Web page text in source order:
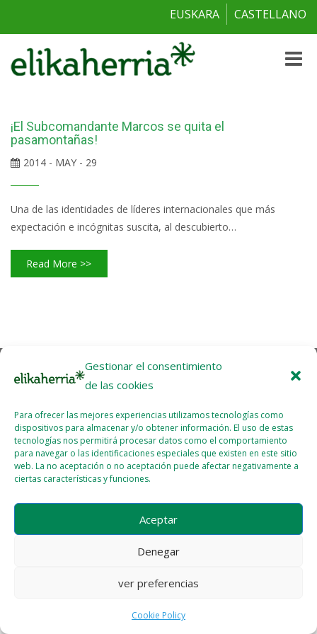
Gestionar el consentimiento
de las cookies
Para ofrecer las mejores experiencias utilizamos tecnologías como
dispositivos para almacenar y/o obtener información. El uso de estas
tecnologías nos permitirá procesar datos como el comportamiento
para navegar o las identificaciones especiales que existen en este sitio
web. La no aceptación o no aceptación puede afectar negativamente a
ciertas características y funciones.
Aceptar
Denegar
ver preferencias
Cookie Policy
EUSKARA CASTELLANO
Toggle
¡El Subcomandante Marcos se quita el
pasamontañas!
2014 - MAY - 29
Una de las identidades de líderes internacionales que más
expectación e incógnitas suscita, al descubierto…
Read More >>
Licencia del contenido Cookie Policy (EU)